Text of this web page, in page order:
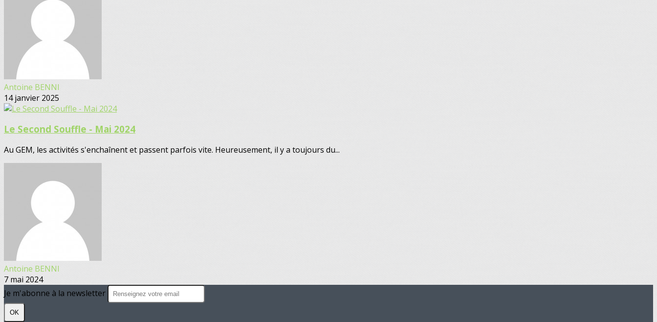
Antoine BENNI
14 janvier 2025
Le Second Souffle - Mai 2024
Au GEM, les activités s'enchaînent et passent parfois vite. Heureusement, il y a toujours du...
Antoine BENNI
7 mai 2024
Je m'abonne à la newsletter
OK